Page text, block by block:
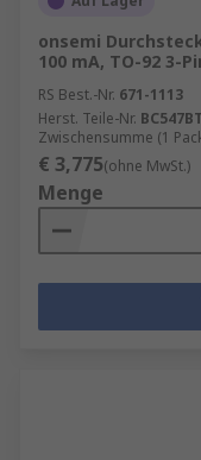
onsemi
100 mA, TO-92 3-
RS Best.-Nr. 671-1113
Herst. Teile-Nr.
Zwischensumme (1
€ 3,775(ohne MwSt.)
Menge